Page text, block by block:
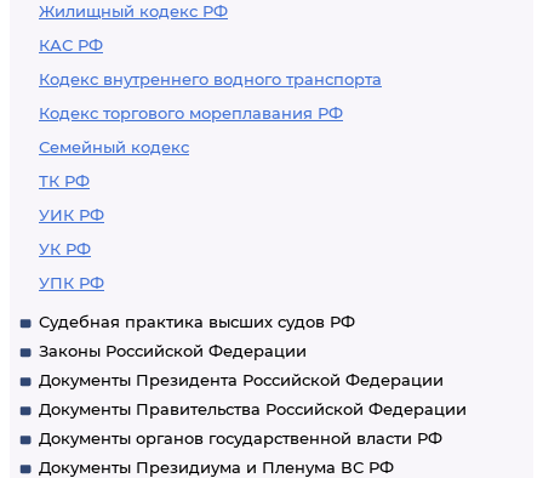
Жилищный кодекс РФ
КАС РФ
Кодекс внутреннего водного транспорта
Кодекс торгового мореплавания РФ
Семейный кодекс
ТК РФ
УИК РФ
УК РФ
УПК РФ
Судебная практика высших судов РФ
Законы Российской Федерации
Документы Президента Российской Федерации
Документы Правительства Российской Федерации
Документы органов государственной власти РФ
Документы Президиума и Пленума ВС РФ